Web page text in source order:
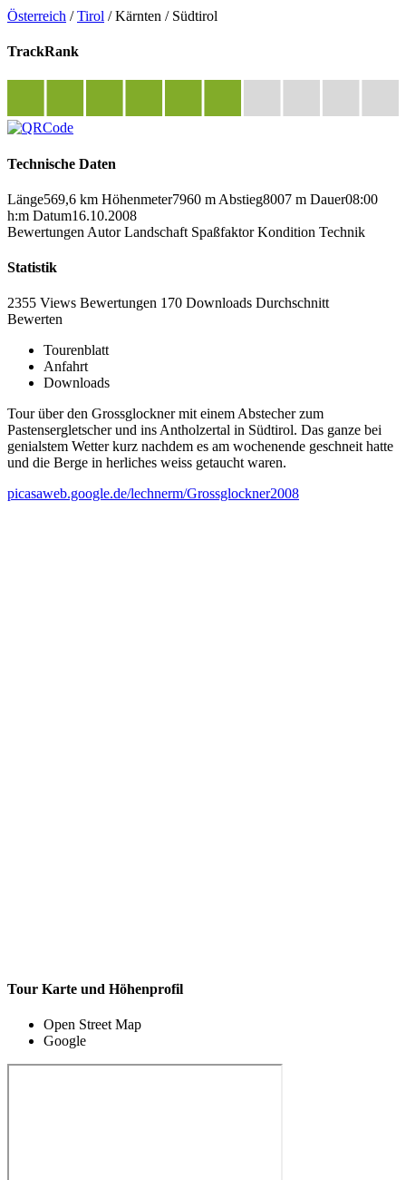
Österreich /Tirol /Kärnten / Südtirol
TrackRank
Technische Daten
Länge569,6 km Höhenmeter7960 m Abstieg8007 m Dauer08:00
h:m Datum16.10.2008
Bewertungen Autor Landschaft Spaßfaktor Kondition Technik
Statistik
2355 Views Bewertungen 170 Downloads Durchschnitt
Bewerten
Tourenblatt
Anfahrt
Downloads
Tour über den Grossglockner mit einem Abstecher zum
Pastensergletscher und ins Antholzertal in Südtirol. Das ganze bei
genialstem Wetter kurz nachdem es am wochenende geschneit hatte
und die Berge in herliches weiss getaucht waren.
picasaweb.google.de/lechnerm/Grossglockner2008
Tour Karte und Höhenprofil
Open Street Map
Google